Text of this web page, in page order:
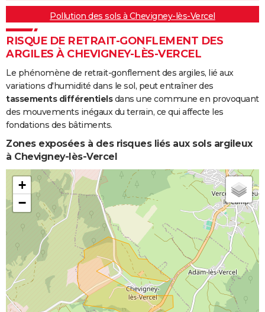
Pollution des sols à Chevigney-lès-Vercel
RISQUE DE RETRAIT-GONFLEMENT DES
ARGILES À CHEVIGNEY-LÈS-VERCEL
Le phénomène de retrait-gonflement des argiles, lié aux
variations d'humidité dans le sol, peut entraîner des
tassements différentielsdans une commune en provoquant
des mouvements inégaux du terrain, ce qui affecte les
fondations des bâtiments.
Zones exposées à des risques liés aux sols argileux
à Chevigney-lès-Vercel
+
−